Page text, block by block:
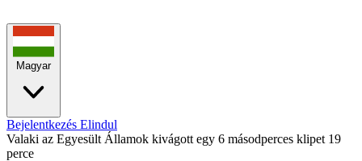
Magyar
Bejelentkezés Elindul
Valaki az Egyesült Államok kivágott egy 6 másodperces klipet 19
perce